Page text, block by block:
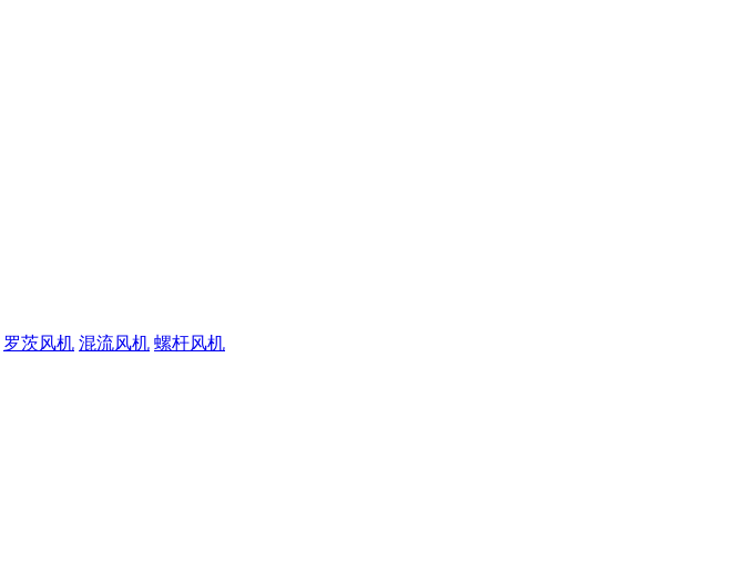
罗茨风机 混流风机 螺杆风机